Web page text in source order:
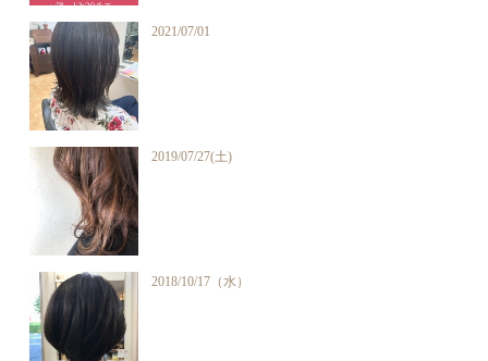
2021/07/01
2019/07/27(土)
2018/10/17（水）